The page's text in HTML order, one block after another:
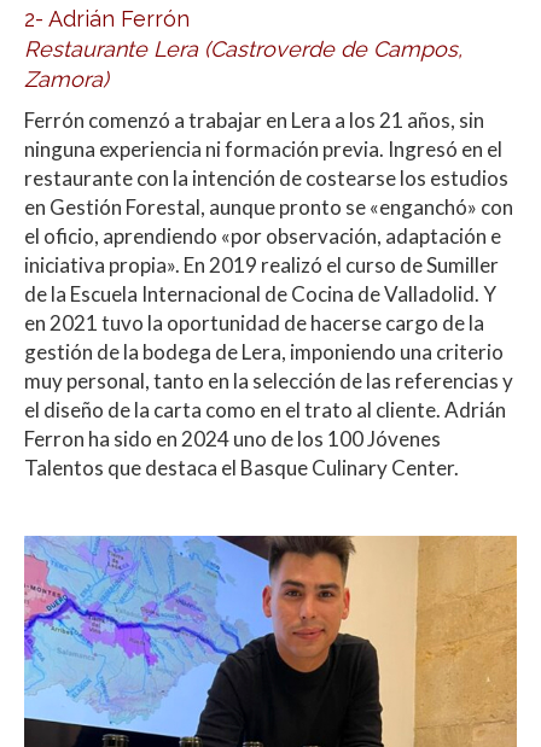
2- Adrián Ferrón
Restaurante Lera (Castroverde de Campos,
Zamora)
Ferrón comenzó a trabajar en Lera a los 21 años, sin
ninguna experiencia ni formación previa. Ingresó en el
restaurante con la intención de costearse los estudios
en Gestión Forestal, aunque pronto se «enganchó» con
el oficio, aprendiendo «por observación, adaptación e
iniciativa propia». En 2019 realizó el curso de Sumiller
de la Escuela Internacional de Cocina de Valladolid. Y
en 2021 tuvo la oportunidad de hacerse cargo de la
gestión de la bodega de Lera, imponiendo una criterio
muy personal, tanto en la selección de las referencias y
el diseño de la carta como en el trato al cliente. Adrián
Ferron ha sido en 2024 uno de los 100 Jóvenes
Talentos que destaca el Basque Culinary Center.